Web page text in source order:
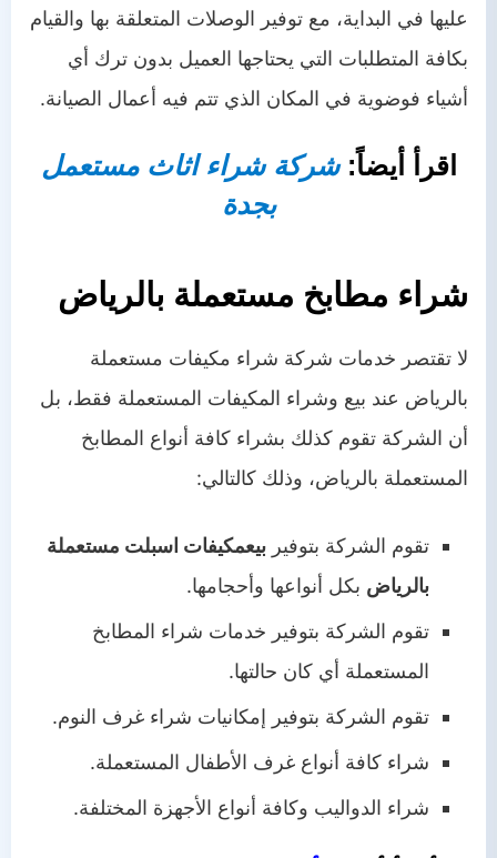
عليها في البداية، مع توفير الوصلات المتعلقة بها والقيام
بكافة المتطلبات التي يحتاجها العميل بدون ترك أي
أشياء فوضوية في المكان الذي تتم فيه أعمال الصيانة.
اقرأ أيضاً:شركة شراء اثاث مستعمل
بجدة
شراء مطابخ مستعملة بالرياض
لا تقتصر خدمات شركة شراء مكيفات مستعملة
بالرياض عند بيع وشراء المكيفات المستعملة فقط، بل
أن الشركة تقوم كذلك بشراء كافة أنواع المطابخ
المستعملة بالرياض، وذلك كالتالي:
تقوم الشركة بتوفير بيعمكيفات اسبلت مستعملة
بالرياض بكل أنواعها وأحجامها.
تقوم الشركة بتوفير خدمات شراء المطابخ
المستعملة أي كان حالتها.
تقوم الشركة بتوفير إمكانيات شراء غرف النوم.
شراء كافة أنواع غرف الأطفال المستعملة.
شراء الدواليب وكافة أنواع الأجهزة المختلفة.